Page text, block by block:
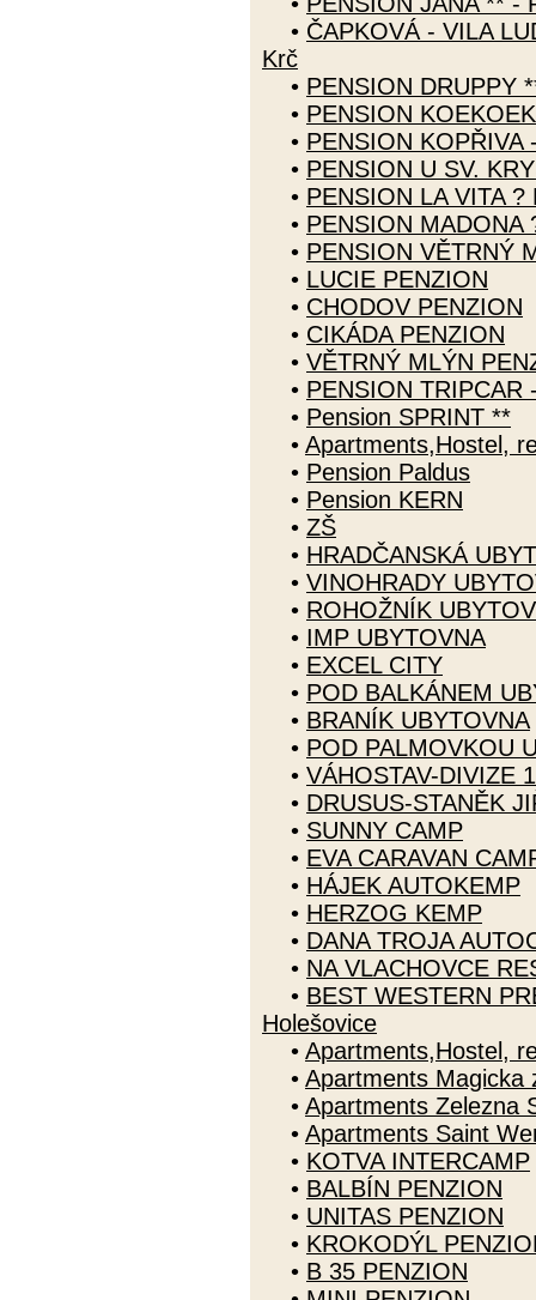
• ČAPKOVÁ - VILA
Krč
• PENSION DRUPPY
• PENSION
• PENSION KOPŘIVA
• PENSION U SV.
• PENSION LA VITA
• PENSION MADONA
• PENSION VĚTRNÝ
• LUCIE PENZION
• CHODOV PENZION
• CIKÁDA PENZION
• VĚTRNÝ MLÝN
• PENSION TRIPCAR
• Pension SPRINT **
• Apartments,Hostel,
• Pension Paldus
• Pension KERN
• ZŠ
• HRADČANSKÁ
• VINOHRADY
• ROHOŽNÍK
• IMP UBYTOVNA
• EXCEL CITY
• POD BALKÁNEM
• BRANÍK UBYTOVNA
• POD PALMOVKOU
• VÁHOSTAV-DIVIZE
• DRUSUS-STANĚK
• SUNNY CAMP
• EVA CARAVAN
• HÁJEK AUTOKEMP
• HERZOG KEMP
• DANA TROJA
• NA VLACHOVCE
• BEST WESTERN
Holešovice
• Apartments,Hostel,
• Apartments Magicka
• Apartments Zelezna
• Apartments Saint
• KOTVA INTERCAMP
• BALBÍN PENZION
• UNITAS PENZION
• KROKODÝL
• B 35 PENZION